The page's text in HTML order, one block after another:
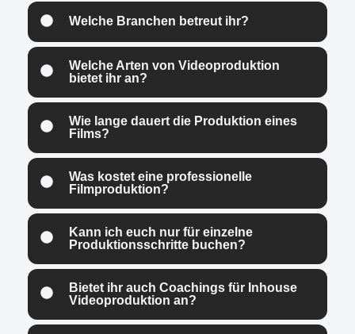
Welche Branchen betreut ihr?
Welche Arten von Videoproduktion
bietet ihr an?
Wie lange dauert die Produktion eines
Films?
Was kostet eine professionelle
Filmproduktion?
Kann ich euch nur für einzelne
Produktionsschritte buchen?
Bietet ihr auch Coachings für Inhouse
Videoproduktion an?